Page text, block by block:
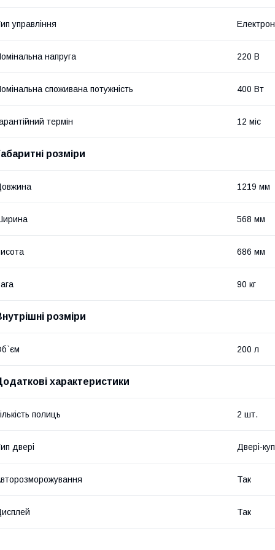
управління
напруга 220 В
споживана потужність 400 Вт
термін 12 міс
розміри
1219 мм
568 мм
686 мм
90 кг
розміри
200 л
характеристики
полиць 2 шт.
двері Двері-
Так
Так